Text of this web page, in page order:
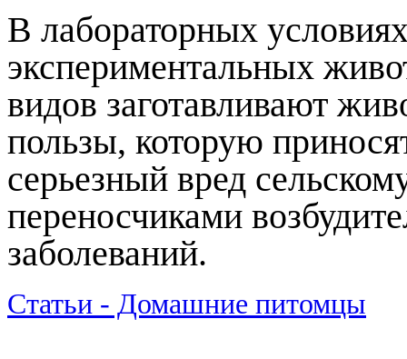
В лабораторных
экспериментальных
видов заготавливают
пользы, которую
серьезный вред
переносчиками
заболеваний.
Статьи - Домашние питомцы